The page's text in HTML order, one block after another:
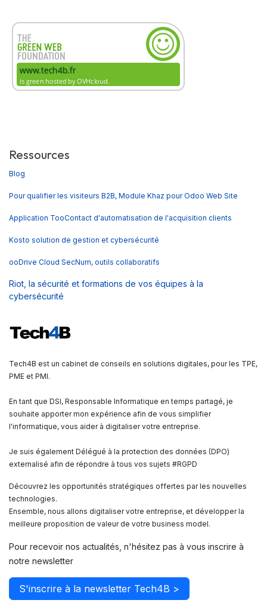
Ressources
Blog
Pour qualifier les visiteurs B2B, Module Khaz pour Odoo Web Site
Application TooContact d'automatisation de l'acquisition clients
Kosto solution de gestion et cybersécurité
ooDrive Cloud SecNum, outils collaboratifs
Riot, la sécurité et formations de vos équipes à la
cybersécurité
Tech4B est un cabinet de conseils en solutions digitales, pour les TPE,
PME et PMI.
En tant que DSI, Responsable Informatique en temps partagé, je
souhaite apporter mon expérience afin de vous simplifier
l'informatique, vous aider à digitaliser votre entreprise.
Je suis également Délégué à la protection des données (DPO)
externalisé afin de répondre à tous vos sujets #RGPD
Découvrez les opportunités stratégiques offertes par les nouvelles
technologies.
Ensemble, nous allons digitaliser votre entreprise, et développer la
meilleure proposition de valeur de votre business model.
Pour recevoir nos actualités, n'hésitez pas à vous inscrire à
notre newsletter
S'inscrire à la newsletter Tech4B >